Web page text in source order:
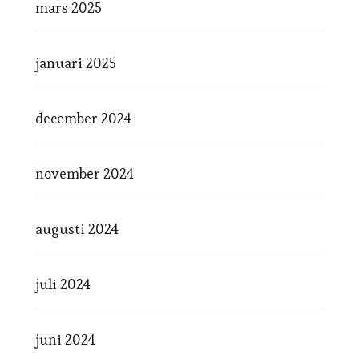
mars 2025
januari 2025
december 2024
november 2024
augusti 2024
juli 2024
juni 2024